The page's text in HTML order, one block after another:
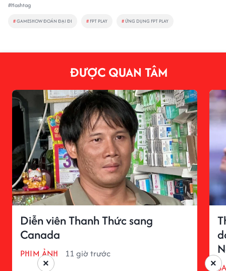
#Hashtag
#GAMESHOW ĐOÁN ĐẠI ĐI # FPT PLAY #ỨNG DỤNG FPT PLAY
ĐƯỢC QUAN TÂM
Diễn viên Thanh Thức sang
Canada
PHIM ẢNH 11 giờ trước
×
×